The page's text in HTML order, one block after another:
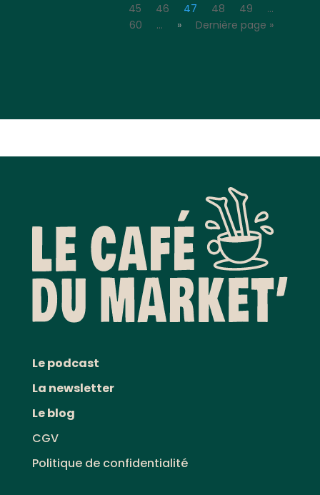
45
46 47 48 49
…
60
… » Dernière page »
Le podcast
La newsletter
Le blog
CGV
Politique de confidentialité